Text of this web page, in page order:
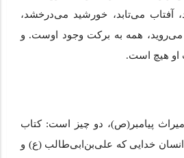
آفتاب می‌تابد، خورشید می‌درخشد،
همه به برکت وجود اوست. و
او هیچ است.
میراث پیامبر(ص)، دو چیز است: کتاب
انسان خدایی که علی‌بن‌ابی‌طالب (ع) و